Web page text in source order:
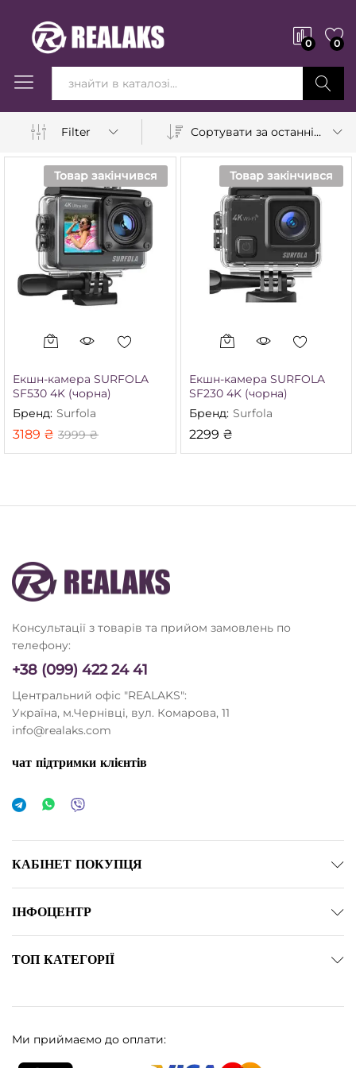
0 0
Вперед!
Filter
Сортувати за останніми
Товар закінчився
Екшн-камера SURFOLA
SF530 4K (чорна)
Бренд: Surfola
3189 ₴ 3999₴
Товар закінчився
Екшн-камера SURFOLA
SF230 4K (чорна)
Бренд: Surfola
2299 ₴
Консультації з товарів та прийом замовлень по
телефону:
+38 (099) 422 24 41
Центральний офіс "REALAKS":
Україна, м.Чернівці, вул. Комарова, 11
info@realaks.com
чат підтримки клієнтів
КАБІНЕТ ПОКУПЦЯ
ІНФОЦЕНТР
ТОП КАТЕГОРІЇ
Ми приймаємо до оплати: